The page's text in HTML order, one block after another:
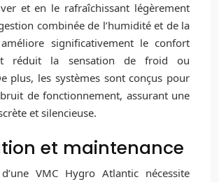
et en le rafraîchissant légèrement
combinée de l’humidité et de la
significativement le confort
réduit la sensation de froid ou
plus, les systèmes sont conçus pour
de fonctionnement, assurant une
et silencieuse.
et maintenance
d’une VMC Hygro Atlantic nécessite